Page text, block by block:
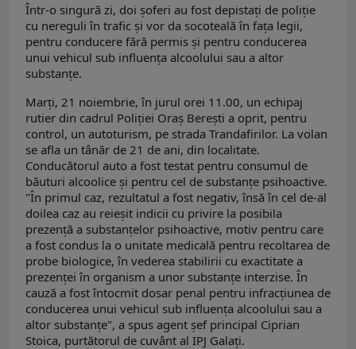
Într-o singură zi, doi șoferi au fost depistați de poliție
cu nereguli în trafic și vor da socoteală în fața legii,
pentru conducere fără permis și pentru conducerea
unui vehicul sub influența alcoolului sau a altor
substanțe.
Marţi, 21 noiembrie, în jurul orei 11.00, un echipaj
rutier din cadrul Poliției Oraș Berești a oprit, pentru
control, un autoturism, pe strada Trandafirilor. La volan
se afla un tânăr de 21 de ani, din localitate.
Conducătorul auto a fost testat pentru consumul de
băuturi alcoolice și pentru cel de substanțe psihoactive.
"În primul caz, rezultatul a fost negativ, însă în cel de-al
doilea caz au reieșit indicii cu privire la posibila
prezență a substanțelor psihoactive, motiv pentru care
a fost condus la o unitate medicală pentru recoltarea de
probe biologice, în vederea stabilirii cu exactitate a
prezenței în organism a unor substanțe interzise. În
cauză a fost întocmit dosar penal pentru infracțiunea de
conducerea unui vehicul sub influența alcoolului sau a
altor substanțe", a spus agent șef principal Ciprian
Stoica, purtătorul de cuvânt al IPJ Galați.